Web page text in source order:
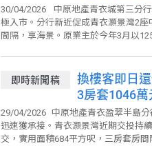
30/04/2026
中原地產青衣城第三分
極入市。分行新近促成青衣灝景灣2
間隔，享海景。原業主於今年3月以
即時新聞稿
換樓客即日
3房套1046
29/04/2026 中原地產青衣盈翠半島
迅速獲承接。青衣灝景灣近期交投持
交，實用面積684平方呎，三房套房間